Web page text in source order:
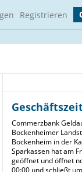
Registrieren
Commerzbank
Bockenheimer
Bockenheim in der
Sparkassen hat am
geöffnet und öffnet
00:00 und schließt